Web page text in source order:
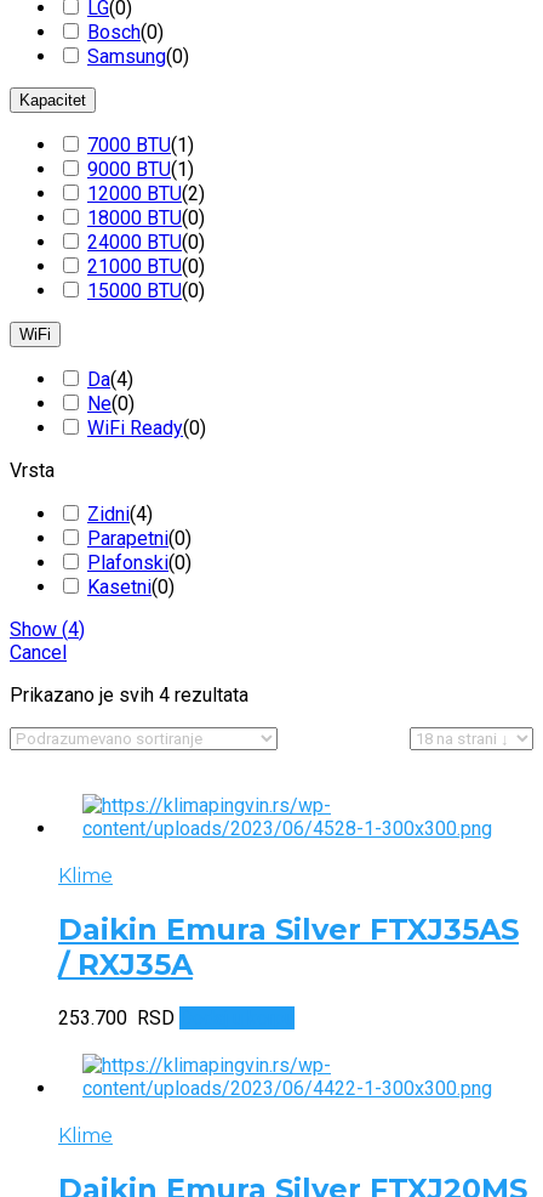
Prikazano je svih 4 rezultata
Klime
Daikin Emura Silver FTXJ35AS
/ RXJ35A
253.700 RSD
Klime
Daikin Emura Silver FTXJ20MS
LG(0)
Bosch(0)
Samsung(0)
Kapacitet
7000 BTU(1)
9000 BTU(1)
12000 BTU(2)
18000 BTU(0)
24000 BTU(0)
21000 BTU(0)
15000 BTU(0)
WiFi
Da(4)
Ne(0)
WiFi Ready(0)
Vrsta
Zidni(4)
Parapetni(0)
Plafonski(0)
Kasetni(0)
Show (4)
Cancel